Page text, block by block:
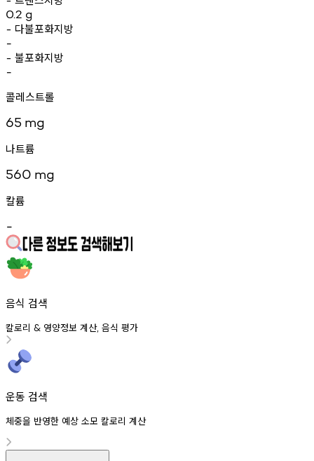
0.2 g
- 다불포화지방
-
- 불포화지방
-
콜레스트롤
65 mg
나트륨
560 mg
칼륨
-
음식 검색
칼로리 & 영양정보 계산, 음식 평가
운동 검색
체중을 반영한 예상 소모 칼로리 계산